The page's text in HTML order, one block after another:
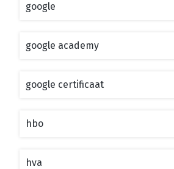
google
google academy
google certificaat
hbo
hva